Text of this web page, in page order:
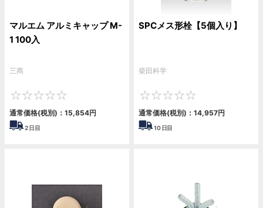
マルエム アルミキャップ M-
1 100入
三商
通常価格(税別)： 15,854円
2日目
SPCメス形栓【5個入り】
柴田科学
通常価格(税別)： 14,957円
10日目